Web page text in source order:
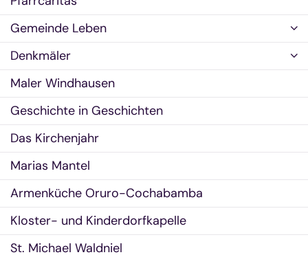
Gemeinde Leben
Denkmäler
Maler Windhausen
Geschichte in Geschichten
Das Kirchenjahr
Marias Mantel
Armenküche Oruro-Cochabamba
Kloster- und Kinderdorfkapelle
St. Michael Waldniel